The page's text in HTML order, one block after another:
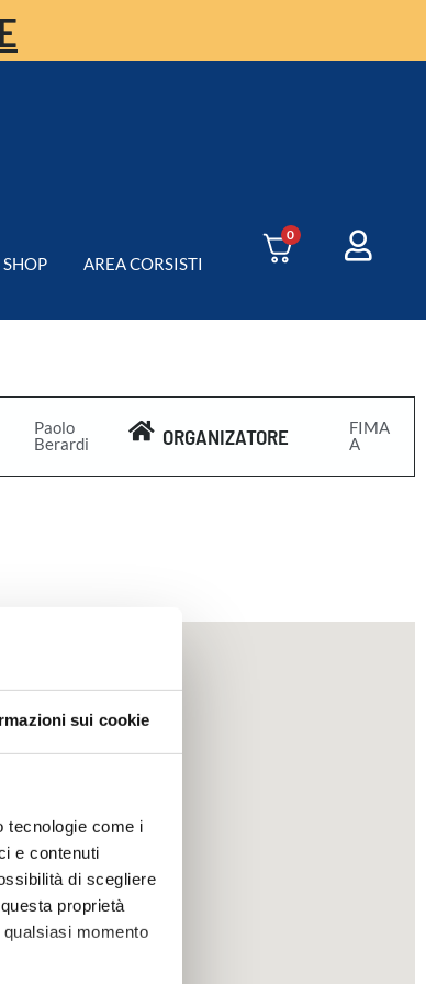
sui cookie
tecnologie come i
e contenuti
di scegliere
proprietà
momento
SHOP AREA CORSISTI
0
Paolo
Berardi
ORGANIZATORE
FIMA
A